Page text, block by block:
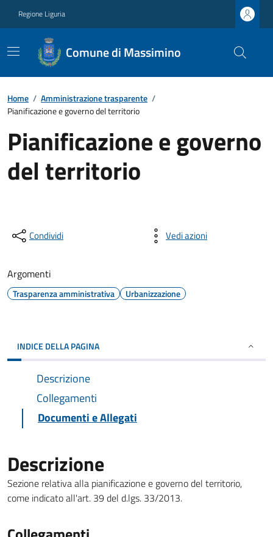
Regione Liguria
Comune di Massimino
Home / Amministrazione trasparente /
Pianificazione e governo del territorio
Pianificazione e governo
del territorio
Condividi Vedi azioni
Argomenti
Trasparenza amministrativa Urbanizzazione
INDICE DELLA PAGINA
Descrizione
Collegamenti
Documenti e Allegati
Descrizione
Sezione relativa alla pianificazione e governo del territorio,
come indicato all'art. 39 del d.lgs. 33/2013.